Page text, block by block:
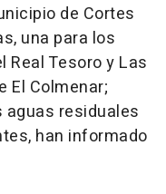
de Cortes
una para los
Real Tesoro y Las
El Colmenar;
residuales
han informado